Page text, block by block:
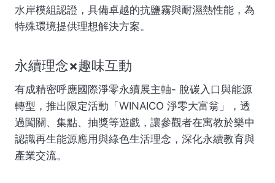
水岸模組認證，具備卓越的抗鹽霧與耐濕熱性能，為
特殊環境提供理想解決方案。
永續理念×趣味互動
有成精密呼應國際淨零永續展主軸- 脫碳入口與能源
轉型，推出限定活動「WINAICO 淨零大富翁」，透
過闖關、集點、抽獎等遊戲，讓參觀者在寓教於樂中
認識再生能源應用與綠色生活理念，深化永續教育與
產業交流。